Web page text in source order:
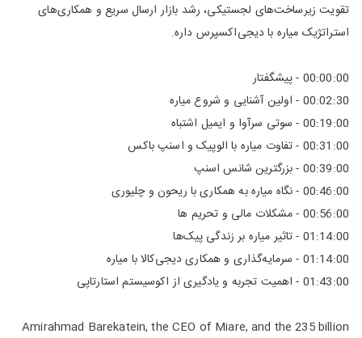
تقویت زیرساخت‌های لجستیکی، رشد بازار ارسال سریع و همکاری‌های
استراتژیک میاره با دیجی‌اکسپرس داره.
00:00:00 - پیشگفتار
00:02:30 - اولین آشنایی و شروع میاره
00:19:00 - سوتی سرآوا و ایمیل اشتباه
00:31:00 - تفاوت میاره با الوپیک و اسنپ باکس
00:39:00 - بزرگترین شانس اسنپ
00:46:00 - نگاه میاره به همکاری با ریحون و چلیوری
00:56:00 - مشکلات مالی و تحریم ها
01:14:00 - تاثیر میاره بر زندگی پیک‌ها
01:14:00 - سرمایه‌گذاری و همکاری دیجی‌کالا با میاره
01:43:00 - اهمیت تجربه و یادگیری از اکوسیستم استارتاپی
Amirahmad Barekatein, the CEO of Miare, and the 235 billion